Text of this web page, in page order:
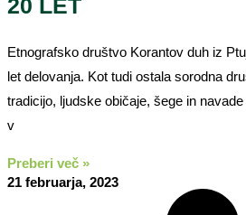
20 LET
Etnografsko društvo Korantov duh iz
let delovanja. Kot tudi ostala sorodna
tradicijo, ljudske običaje, šege in
v
Preberi več »
21 februarja, 2023